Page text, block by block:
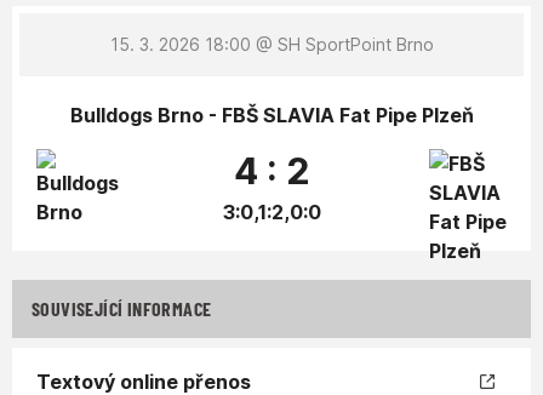
15. 3. 2026 18:00 @ SH SportPoint Brno
Bulldogs Brno - FBŠ SLAVIA Fat Pipe Plzeň
4 : 2
3:0,1:2,0:0
SOUVISEJÍCÍ INFORMACE
Textový online přenos